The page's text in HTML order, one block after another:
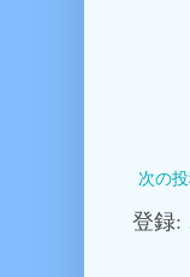
次の
登録: